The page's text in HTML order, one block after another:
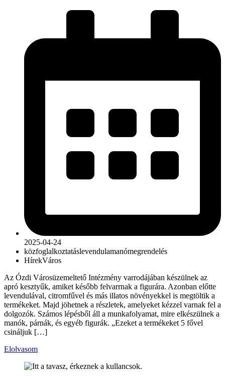
2025-04-24
közfoglalkoztatáslevendulamanómegrendelés
HírekVáros
Az Ózdi Városüzemeltető Intézmény varrodájában készülnek az
apró kesztyűk, amiket később felvarrnak a figurára. Azonban előtte
levendulával, citromfűvel és más illatos növényekkel is megtöltik a
termékeket. Majd jöhetnek a részletek, amelyeket kézzel varnak fel a
dolgozók. Számos lépésből áll a munkafolyamat, mire elkészülnek a
manók, párnák, és egyéb figurák. „Ezeket a termékeket 5 fővel
csináljuk […]
Elolvasom